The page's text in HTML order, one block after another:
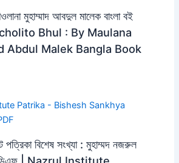
মুহাম্মাদ আবদুল মালেক বাংলা বই
Bhul : By Maulana
Abdul Malek Bangla Book
পত্রিকা বিশেষ সংখ্যা : মুহাম্মদ নজরুল
পিডিএফ | Nazrul Institute